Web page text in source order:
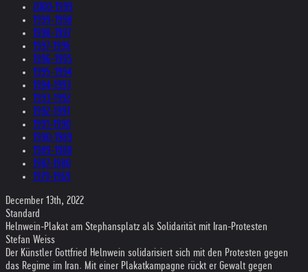
2000-1999
1999-1998
1998-1997
1997-1996
1996-1995
1995-1994
1994-1993
1993-1992
1992-1991
1991-1990
1990-1989
1989-1988
1987-1980
1979-1969
December 13th, 2022
Standard
Helnwein-Plakat am Stephansplatz als Solidarität mit Iran-Protesten
Stefan Weiss
Der Künstler Gottfried Helnwein solidarisiert sich mit den Protesten gegen
das Regime im Iran. Mit einer Plakatkampagne rückt er Gewalt gegen